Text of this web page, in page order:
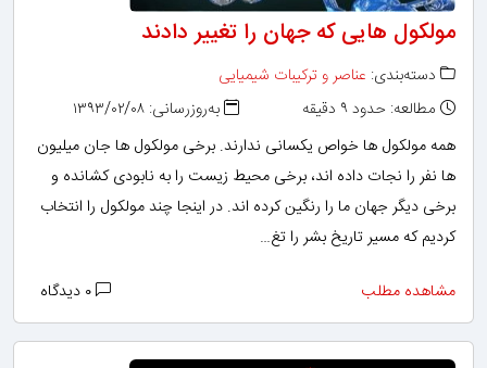
مولکول هایی که جهان را تغییر دادند
دسته‌بندی: عناصر و ترکیبات شیمیایی
مطالعه: حدود ۹ دقیقه
به‌روزرسانی: ۱۳۹۳/۰۲/۰۸
همه مولکول ها خواص یکسانی ندارند. برخی مولکول ها جان میلیون
ها نفر را نجات داده اند، برخی محیط زیست را به نابودی کشانده و
برخی دیگر جهان ما را رنگین کرده اند. در اینجا چند مولکول را انتخاب
کردیم که مسیر تاریخ بشر را تغ…
مشاهده مطلب